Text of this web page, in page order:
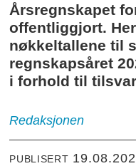
Årsregnskapet
offentliggjort.
nøkkeltallene til
regnskapsåret
i forhold til
Redaksjonen
PUBLISERT